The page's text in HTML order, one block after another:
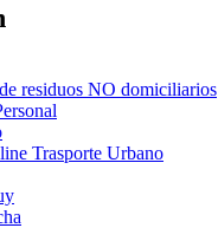
residuos NO domiciliarios
Trasporte Urbano